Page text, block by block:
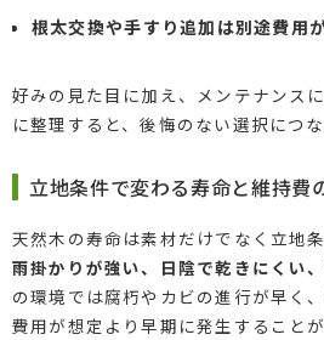
根太交換や手すり追加は別途費用
好みの見た目に加え、メンテナンス
に整理すると、後悔のない選択につな
立地条件で変わる寿命と維持費
天然木の寿命は素材だけでなく立地
雨掛かりが強い、日陰で乾きにくい
の環境では腐朽やカビの進行が早く
費用が想定より早期に発生すること